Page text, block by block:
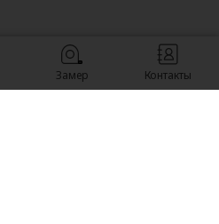
Замер Контакты